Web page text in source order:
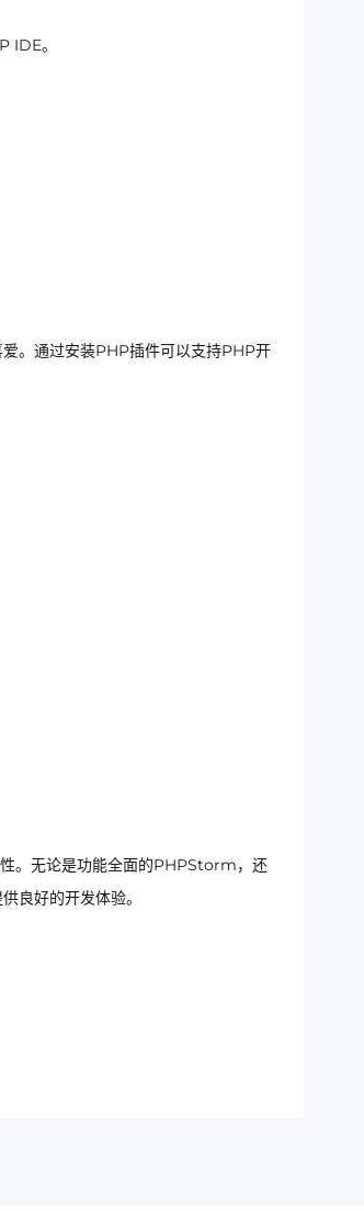
IDE。
。通过安装PHP插件可以支持PHP开
。无论是功能全面的PHPStorm，还
良好的开发体验。